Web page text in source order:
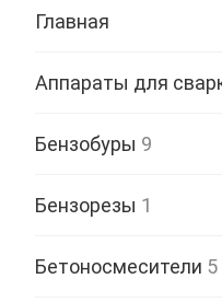
Главная
Аппараты для
Бензобуры 9
Бензорезы 1
Бетоносмесители 5